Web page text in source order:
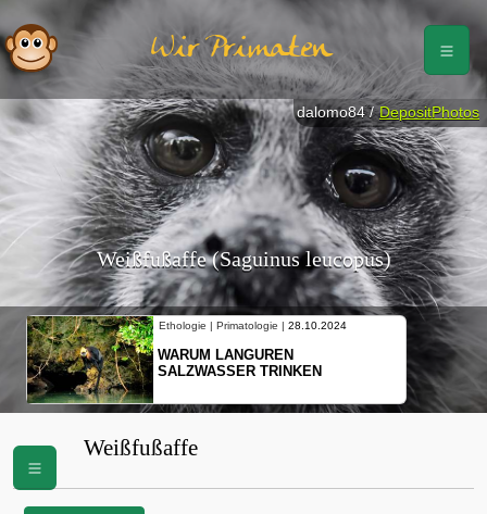
Wir Primaten
Weißfußaffe (Saguinus leucopus)
Ethologie | Primatologie | 28.10.2024
WARUM LANGUREN
SALZWASSER TRINKEN
dalomo84 / DepositPhotos
Weißfußaffe